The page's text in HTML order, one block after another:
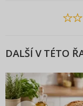
DALŠÍ V TÉTO